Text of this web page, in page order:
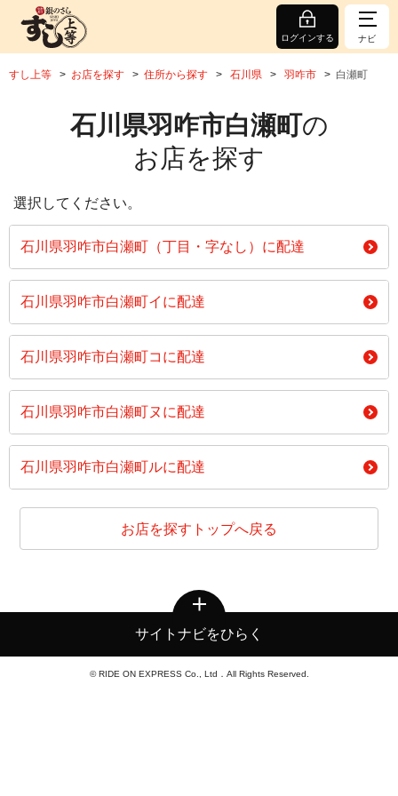
ログインする ナビ
すし上等 お店を探す 住所から探す 石川県 羽咋市 白瀬町
石川県羽咋市白瀬町の
お店を探す
選択してください。
石川県羽咋市白瀬町（丁目・字なし）に配達
石川県羽咋市白瀬町イに配達
石川県羽咋市白瀬町コに配達
石川県羽咋市白瀬町ヌに配達
石川県羽咋市白瀬町ルに配達
お店を探すトップへ戻る
サイトナビをひらく
© RIDE ON EXPRESS Co., Ltd．All Rights Reserved.